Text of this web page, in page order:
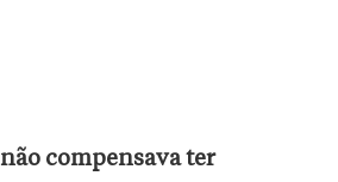
não compensava ter